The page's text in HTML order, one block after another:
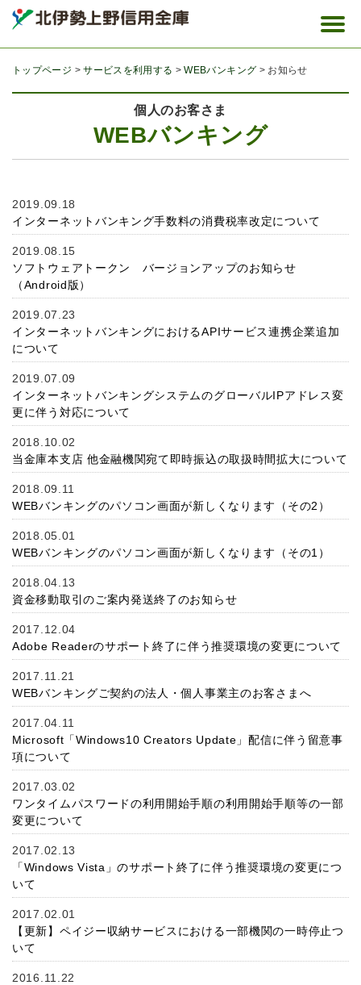
トップページ サービスを利用する WEBバンキング お知らせ
個人のお客さま
WEBバンキング
2019.09.18
インターネットバンキング手数料の消費税率改定について
2019.08.15
ソフトウェアトークン バージョンアップのお知らせ
（Android版）
2019.07.23
インターネットバンキングにおけるAPIサービス連携企業追加
について
2019.07.09
インターネットバンキングシステムのグローバルIPアドレス変
更に伴う対応について
2018.10.02
当金庫本支店 他金融機関宛て即時振込の取扱時間拡大について
2018.09.11
WEBバンキングのパソコン画面が新しくなります（その2）
2018.05.01
WEBバンキングのパソコン画面が新しくなります（その1）
2018.04.13
資金移動取引のご案内発送終了のお知らせ
2017.12.04
Adobe Readerのサポート終了に伴う推奨環境の変更について
2017.11.21
WEBバンキングご契約の法人・個人事業主のお客さまへ
2017.04.11
Microsoft「Windows10 Creators Update」配信に伴う留意事
項について
2017.03.02
ワンタイムパスワードの利用開始手順の利用開始手順等の一部
変更について
2017.02.13
「Windows Vista」のサポート終了に伴う推奨環境の変更につ
いて
2017.02.01
【更新】ペイジー収納サービスにおける一部機関の一時停止つ
いて
2016.11.22